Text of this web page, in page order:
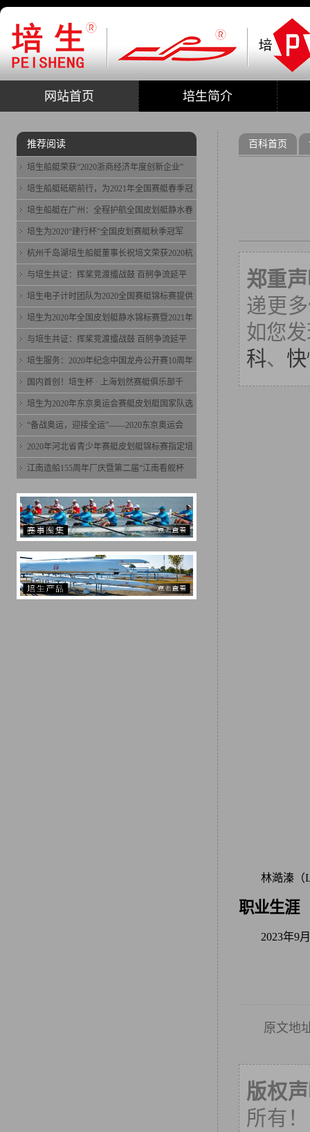
网站首页 培生简介
百科首页
郑重
递更
如您
科、
林澔溱（
职业生涯
2023年9
原文地
版权
所有
推荐阅读
培生船艇荣获“2020浙商经济年度创新企业”
培生船艇砥砺前行，为2021年全国赛艇春季冠
培生船艇在广州：全程护航全国皮划艇静水春
培生为2020“建行杯”全国皮划赛艇秋季冠军
杭州千岛湖培生船艇董事长祝培文荣获2020杭
与培生共证：挥桨竞渡擂战鼓 百舸争流延平
培生电子计时团队为2020全国赛艇锦标赛提供
培生为2020年全国皮划艇静水锦标赛暨2021年
与培生共证：挥桨竞渡擂战鼓 百舸争流延平
培生服务：2020年纪念中国龙舟公开赛10周年
国内首创！培生杯 · 上海划然赛艇俱乐部千
培生为2020年东京奥运会赛艇皮划艇国家队选
“备战奥运，迎接全运”——2020东京奥运会
2020年河北省青少年赛艇皮划艇锦标赛指定培
江南造船155周年厂庆暨第二届“江南看舰杯